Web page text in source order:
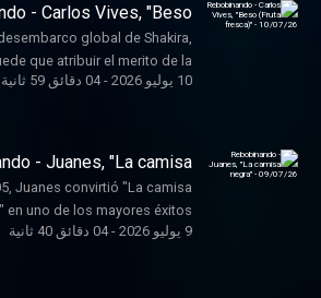
- Carlos Vives, "Beso
(Fruta fresca)" - 10/07/26
global de Shakira,
que atribuir el merito de la
a nivel mundial de música
10 يوليو 2026 - 04 دقائق 59 ثانية
- Juanes, "La camisa
negra" - 09/07/26
Juanes convirtió "La camisa
en uno de los mayores éxitos
pop latino moderno, incluido
9 يوليو 2026 - 04 دقائق 40 ثانية